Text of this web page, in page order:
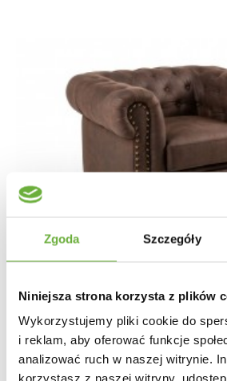
Zgoda Szczegóły
Niniejsza strona korzysta z plików
Wykorzystujemy pliki cookie do
i reklam, aby oferować funkcje
analizować ruch w naszej witrynie.
korzystasz z naszej witryny,
FOTEL CHESTERFIELD BRĄZOWY II